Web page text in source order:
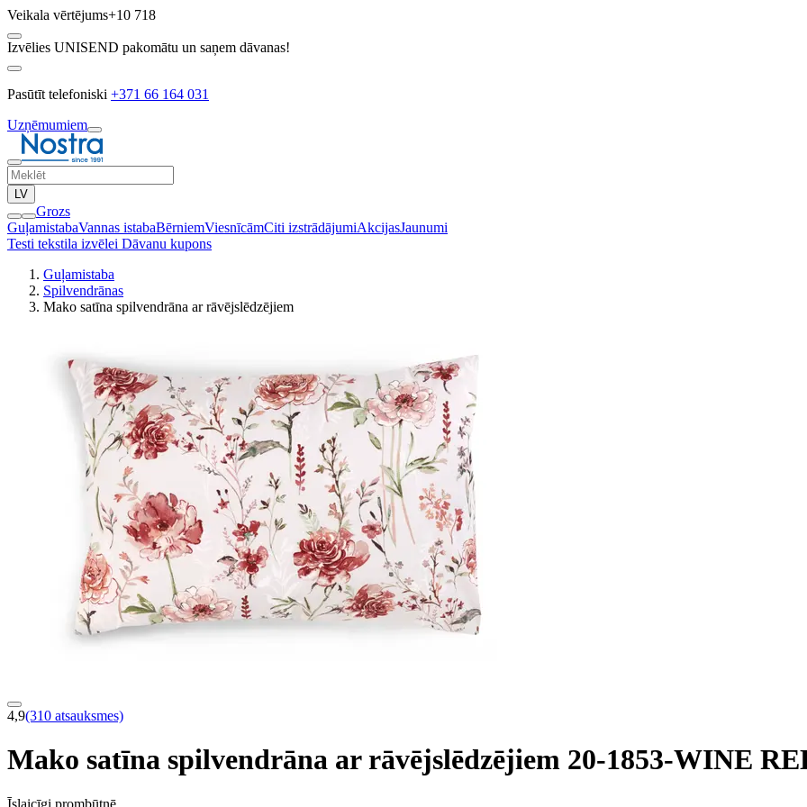
Veikala vērtējums+10 718
Izvēlies UNISEND pakomātu un saņem dāvanas!
Pasūtīt telefoniski +371 66 164 031
Uzņēmumiem
LV
Grozs
GuļamistabaVannas istabaBērniemViesnīcāmCiti izstrādājumiAkcijasJaunumi
Testi tekstila izvēlei Dāvanu kupons
Guļamistaba
Spilvendrānas
Mako satīna spilvendrāna ar rāvējslēdzējiem
4,9(310 atsauksmes)
Mako satīna spilvendrāna ar rāvējslēdzējiem 20-1853-WINE
Īslaicīgi prombūtnē